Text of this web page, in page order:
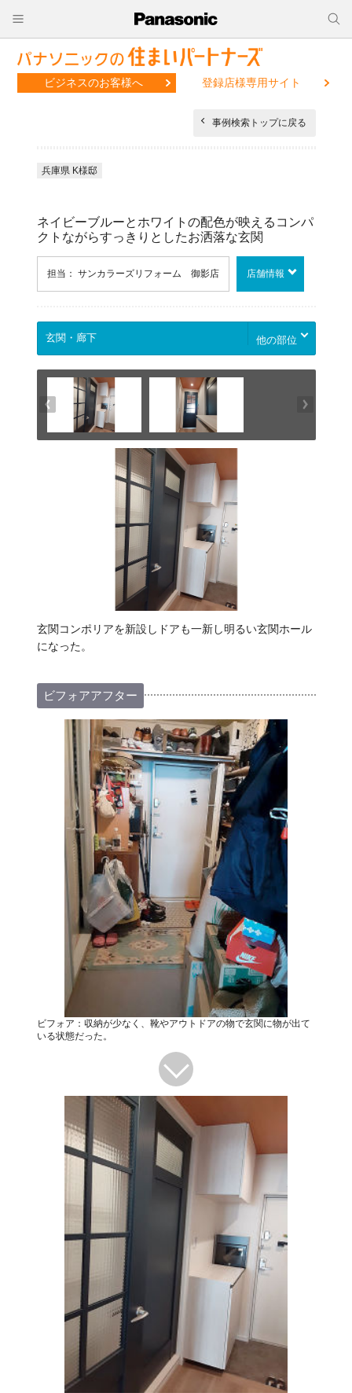
ビジネスのお客様へ 登録店様専用サイト
事例検索トップに戻る
兵庫県 K様邸
ネイビーブルーとホワイトの配色が映えるコンパ
クトながらすっきりとしたお洒落な玄関
担当： サンカラーズリフォーム 御影店 店舗情報
他の部位
玄関コンポリアを新設しドアも一新し明るい玄関ホール
になった。
ビフォアアフター
ビフォア：収納が少なく、靴やアウトドアの物で玄関に物が出て
いる状態だった。